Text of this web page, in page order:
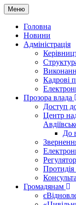
Меню
Головна
Новини
Адміністрація
Кадрові
Прозора влада
Доступ
Центр
До
Протидія
Громадянам